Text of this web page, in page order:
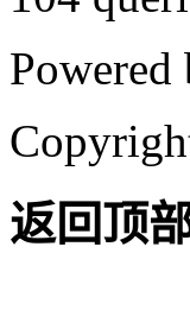
Powered
返回顶